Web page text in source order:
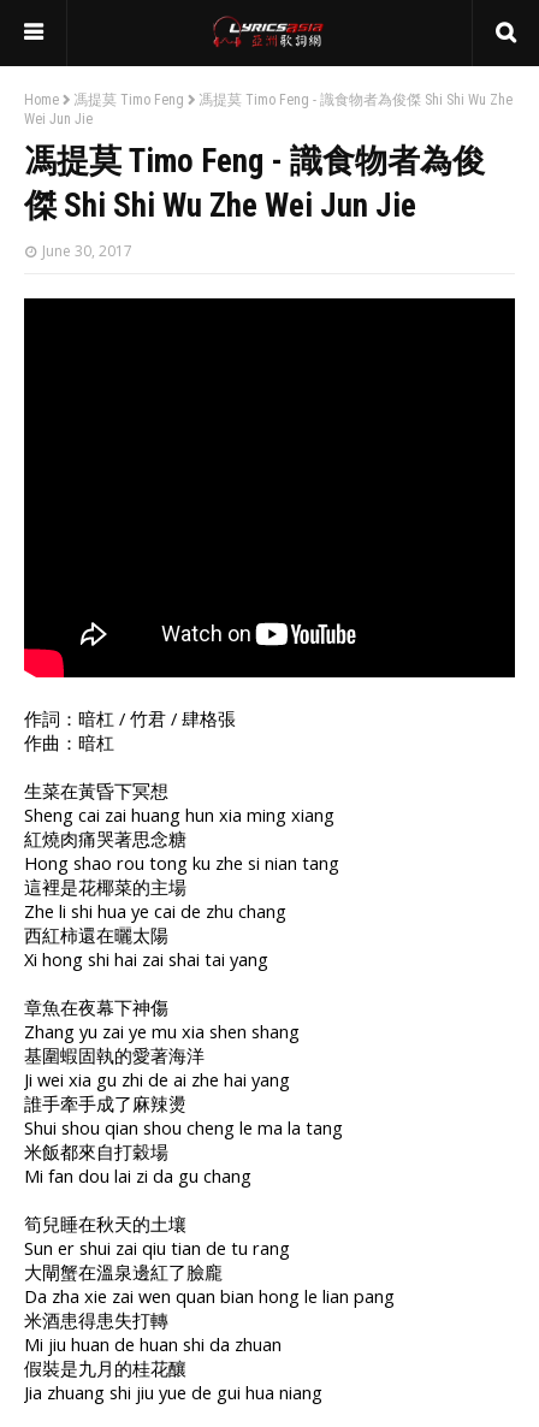
Home 馮提莫 Timo Feng
馮提莫 Timo Feng - 識食物者為俊傑 Shi Shi Wu Zhe
Wei Jun Jie
馮提莫 Timo Feng - 識食物者為俊
傑 Shi Shi Wu Zhe Wei Jun Jie
June 30, 2017
作詞：暗杠 / 竹君 / 肆格張
作曲：暗杠
生菜在黃昏下冥想
Sheng cai zai huang hun xia ming xiang
紅燒肉痛哭著思念糖
Hong shao rou tong ku zhe si nian tang
這裡是花椰菜的主場
Zhe li shi hua ye cai de zhu chang
西紅柿還在曬太陽
Xi hong shi hai zai shai tai yang
章魚在夜幕下神傷
Zhang yu zai ye mu xia shen shang
基圍蝦固執的愛著海洋
Ji wei xia gu zhi de ai zhe hai yang
誰手牽手成了麻辣燙
Shui shou qian shou cheng le ma la tang
米飯都來自打穀場
Mi fan dou lai zi da gu chang
筍兒睡在秋天的土壤
Sun er shui zai qiu tian de tu rang
大閘蟹在溫泉邊紅了臉龐
Da zha xie zai wen quan bian hong le lian pang
米酒患得患失打轉
Mi jiu huan de huan shi da zhuan
假裝是九月的桂花釀
Jia zhuang shi jiu yue de gui hua niang